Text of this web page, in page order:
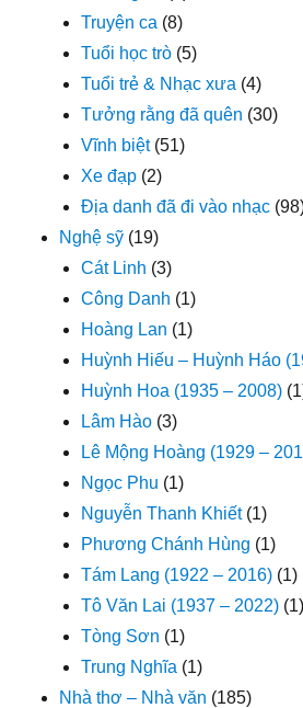
Truyện ca (8)
Tuổi học trò (5)
Tuổi trẻ & Nhạc xưa (4)
Tưởng rằng đã quên (30)
Vĩnh biệt(51)
Xe đạp (2)
Địa danh đã đi vào nhạc
Nghệ sỹ (19)
Cát Linh (3)
Công Danh (1)
Hoàng Lan (1)
Huỳnh Hiếu – Huỳnh Háo
Huỳnh Hoa (1935 – 2008)
Lâm Hào (3)
Lê Mộng Hoàng (1929 –
Ngọc Phu (1)
Nguyễn Thanh Khiết(1)
Phương Chánh Hùng (1)
Tám Lang (1922 – 2016) (1)
Tô Văn Lai (1937 – 2022) (1)
Tòng Sơn (1)
Trung Nghĩa (1)
Nhà thơ – Nhà văn (185)